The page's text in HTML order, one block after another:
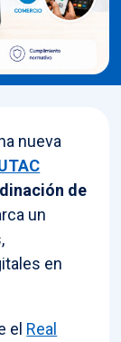
nueva
de
un
en
el Real